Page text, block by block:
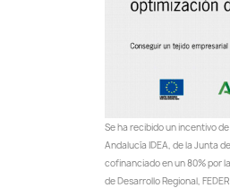
Se ha recibido un incentivo
Andalucía IDEA, de la Junta
cofinanciado en un 80% por
de Desarrollo Regional,